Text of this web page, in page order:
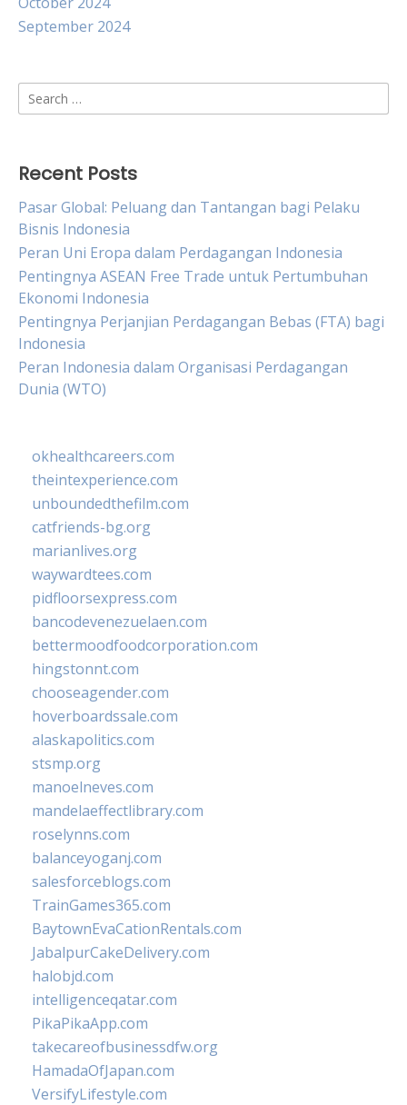
September 2024
Search
for:
Recent Posts
Pasar Global: Peluang dan Tantangan bagi Pelaku
Bisnis Indonesia
Peran Uni Eropa dalam Perdagangan Indonesia
Pentingnya ASEAN Free Trade untuk Pertumbuhan
Ekonomi Indonesia
Pentingnya Perjanjian Perdagangan Bebas (FTA) bagi
Indonesia
Peran Indonesia dalam Organisasi Perdagangan
Dunia (WTO)
okhealthcareers.com
theintexperience.com
unboundedthefilm.com
catfriends-bg.org
marianlives.org
waywardtees.com
pidfloorsexpress.com
bancodevenezuelaen.com
bettermoodfoodcorporation.com
hingstonnt.com
chooseagender.com
hoverboardssale.com
alaskapolitics.com
stsmp.org
manoelneves.com
mandelaeffectlibrary.com
roselynns.com
balanceyoganj.com
salesforceblogs.com
TrainGames365.com
BaytownEvaCationRentals.com
JabalpurCakeDelivery.com
halobjd.com
intelligenceqatar.com
PikaPikaApp.com
takecareofbusinessdfw.org
HamadaOfJapan.com
VersifyLifestyle.com